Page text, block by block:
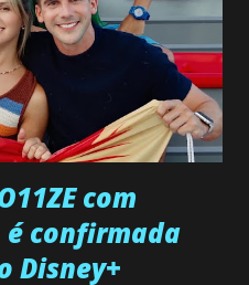
de Gabriel com Joana.
as suspeitas pelo
apontando que ele poderia
Artur informa a Gabriel
outra paciente, que está
com
é confirmada
Disney+